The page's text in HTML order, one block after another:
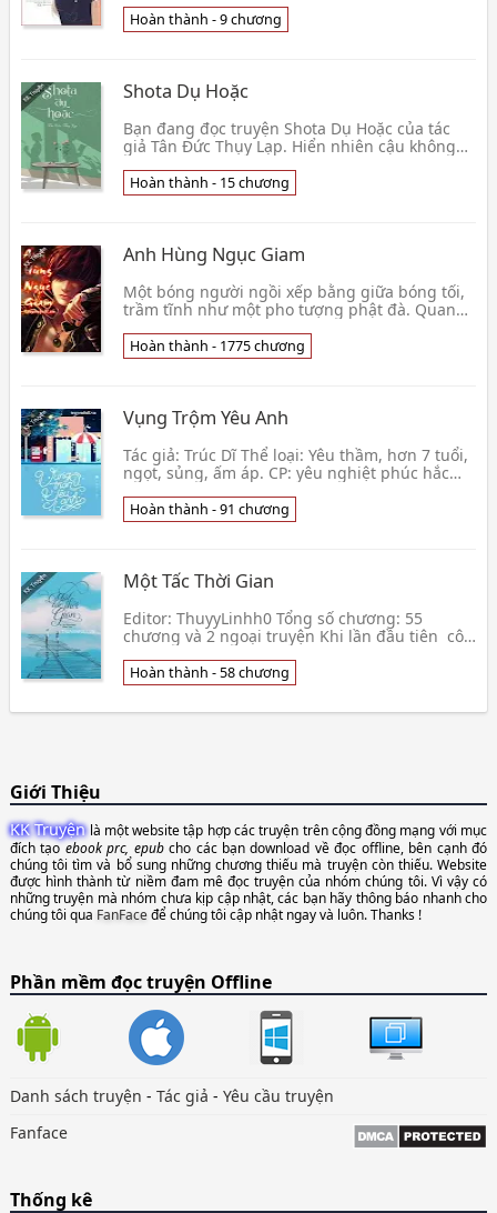
trường từ rất👦 Bất Tài Như Phó
Hoàn thành - 9 chương
Shota Dụ Hoặc
Bạn đang đọc truyện Shota Dụ Hoặc của tác
giả Tân Đức Thụy Lạp. Hiển nhiên cậu không
cùng vẫn👦 Tân Đức Thụy Lạp
Hoàn thành - 15 chương
Anh Hùng Ngục Giam
Một bóng người ngồi xếp bằng giữa bóng tối,
trầm tĩnh như một pho tượng phật đà. Quanh
khí tràn lan👦 Hoàng Hoa Dật
Hoàn thành - 1775 chương
Vụng Trộm Yêu Anh
Tác giả: Trúc Dĩ Thể loại: Yêu thầm, hơn 7 tuổi,
ngọt, sủng, ấm áp. CP: yêu nghiệt phúc hắc
Nữ c👦 Trúc Dĩ
Hoàn thành - 91 chương
Một Tấc Thời Gian
Editor: ThuyyLinhh0 Tổng số chương: 55
chương và 2 ngoại truyện Khi lần đầu tiên cô
thuốc đi về th👦 Ôn Thanh Hoan
Hoàn thành - 58 chương
Giới Thiệu
KK Truyệnlà một website tập hợp các truyện trên cộng đồng mạng với mục
đích tạoebook prc, epubcho các bạn download về đọc offline, bên cạnh đó
chúng tôi tìm và bổ sung những chương thiếu mà truyện còn thiếu. Website
được hình thành từ niềm đam mê đọc truyện của nhóm chúng tôi. Vì vậy có
những truyện mà nhóm chưa kịp cập nhật, các bạn hãy thông báo nhanh cho
chúng tôi qua FanFaceđể chúng tôi cập nhật ngay và luôn. Thanks !
Phần mềm đọc truyện Offline
Danh sách truyện - Tác giả - Yêu cầu truyện
Fanface
Thống kê